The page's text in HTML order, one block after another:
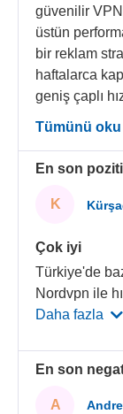
güvenilir
üstün
bir reklam
haftalarca
geniş çaplı
Tümünü oku
En son
K
Çok iyi
Türkiye'de
Nordvpn ile
Daha fazla
En son
A